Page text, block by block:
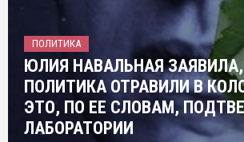
ПОЛИТИКА
ЮЛИЯ НАВАЛЬНАЯ
ПОЛИТИКА ОТРАВИЛИ В
ЭТО, ПО ЕЕ СЛОВАМ,
ЛАБОРАТОРИИ